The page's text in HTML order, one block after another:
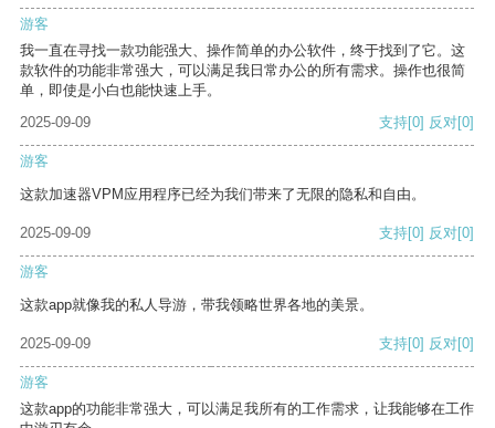
游客
我一直在寻找一款功能强大、操作简单的办公软件，终于找到了它。这
款软件的功能非常强大，可以满足我日常办公的所有需求。操作也很简
单，即使是小白也能快速上手。
2025-09-09
支持[0] 反对[0]
游客
这款加速器VPM应用程序已经为我们带来了无限的隐私和自由。
2025-09-09 支持[0] 反对[0]
游客
这款app就像我的私人导游，带我领略世界各地的美景。
2025-09-09 支持[0] 反对[0]
游客
这款app的功能非常强大，可以满足我所有的工作需求，让我能够在工作